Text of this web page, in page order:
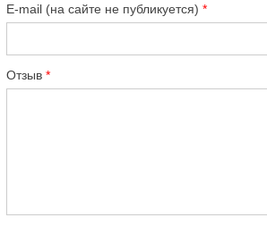
E-mail (на сайте не публикуется)
Отзыв